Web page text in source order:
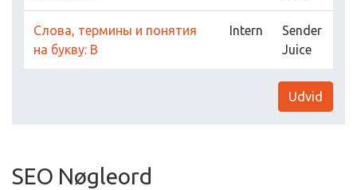
Слова, термины и понятия
на букву: В
Intern
Sender
Juice
Udvid
SEO Nøgleord